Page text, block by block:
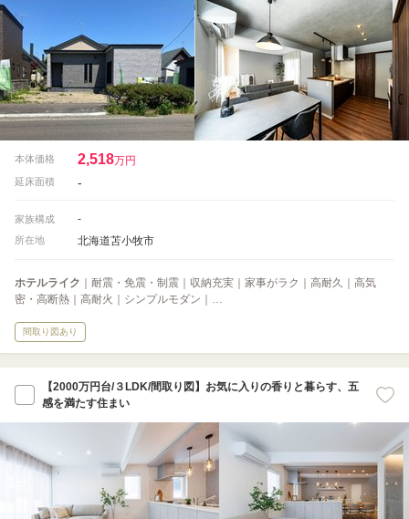
本体価格 2,518万円
延床面積 -
家族構成 -
所在地 北海道苫小牧市
ホテルライク ｜耐震・免震・制震｜収納充実｜家事がラク｜高耐久｜高気
密・高断熱｜高耐火｜シンプルモダン｜…
間取り図あり
【2000万円台/３LDK/間取り図】お気に入りの香りと暮らす、五
感を満たす住まい